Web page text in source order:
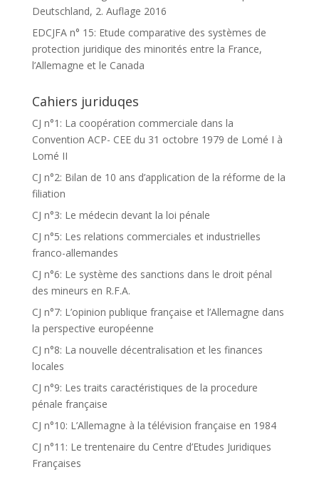
Deutschland, 2. Auflage 2016
EDCJFA n° 15: Etude comparative des systèmes de
protection juridique des minorités entre la France,
l’Allemagne et le Canada
Cahiers juriduqes
CJ n°1: La coopération commerciale dans la
Convention ACP- CEE du 31 octobre 1979 de Lomé I à
Lomé II
CJ n°2: Bilan de 10 ans d’application de la réforme de la
filiation
CJ n°3: Le médecin devant la loi pénale
CJ n°5: Les relations commerciales et industrielles
franco-allemandes
CJ n°6: Le système des sanctions dans le droit pénal
des mineurs en R.F.A.
CJ n°7: L’opinion publique française et l’Allemagne dans
la perspective européenne
CJ n°8: La nouvelle décentralisation et les finances
locales
CJ n°9: Les traits caractéristiques de la procedure
pénale française
CJ n°10: L’Allemagne à la télévision française en 1984
CJ n°11: Le trentenaire du Centre d’Etudes Juridiques
Françaises